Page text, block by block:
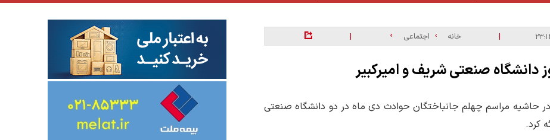
| خانه اجتماعی |
دانشگاه صنعتی شریف و امیرکبیر
حاشیه مراسم چهلم جانباختگان حوادث دی ماه در دو دانشگاه صنعتی
کرد.